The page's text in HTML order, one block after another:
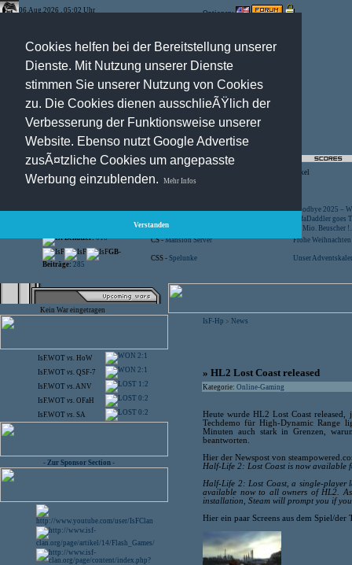
Cookies helfen bei der Bereitstellung unserer
Dienste. Mit Nutzung unserer Dienste
stimmen Sie unserer Nutzung von Cookies
zu. Die Cookies dienen ausschlieÃŸlich der
Verbesserung der Funktionsweise unserer
Website. Ebenso nutzt Google Advertise
zusÃ¤tzliche Cookies um angepasste
Werbung einzublenden.
Mehr Infos
Verstanden
06.Aug.2026 , 05:02 Uhr Optionen:
Artikel
Besucher:44417498 CS -SniperWar Server
Goodbye 2025 –
SofaDaddler goes
CS -FunYard
40 Mio. Beuscher
Benutzer: 618 CS -Mansion Server
Frohe
GB-
Beiträge: 285
CSS - Spelunke Unser
Kein War eingetragen
IsF.WOT vs. HoW 2:1
IsF.WOT vs. QSF-7 2:1
IsF.WOT vs.ANV 1:2
IsF.WOT vs. OFaH 0:2
IsF.WOT vs. SA 0:2
- Zur Sponsor Section -
IsF-Hp > News
» HL2 Lost Coast released
Kategorie: Online-Gaming
Heute wurde HL2 Lost Coast
Techdemo für High-Dynamic Range
Minuten auch stark in Grenzen,
beantworten.
Hier der Newspost von
Half-Life 2: Lost Coast is now
Half-Life 2: Lost Coast, a single-player
available now to all owners of HL2.
installation, Steam will prompt you if
Hier ein paar Screens aus dem Spiel/der